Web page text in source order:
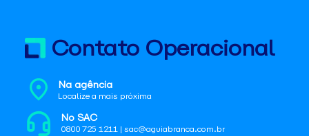
Contato Operacional
Na agência
Localize a mais próxima
No SAC
0800 725 1211 | sac@aguiabranca.com.br